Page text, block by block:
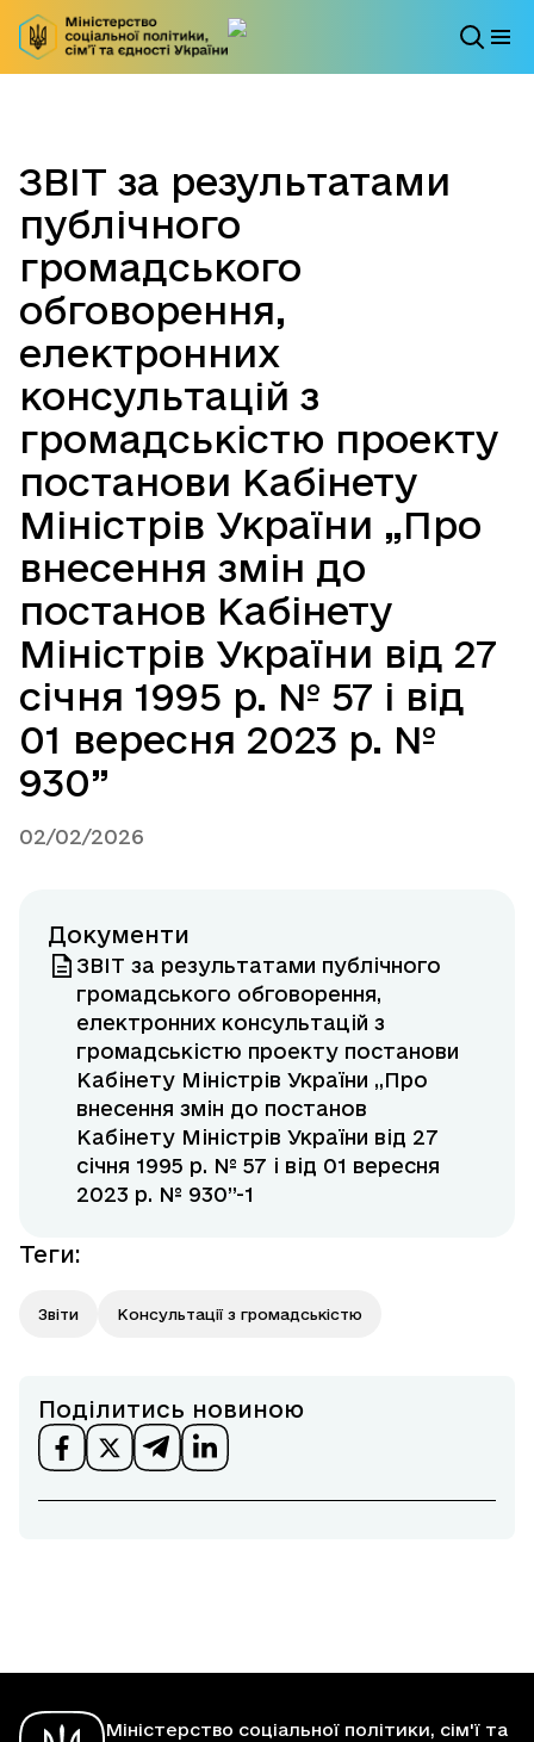
ЗВІТ за результатами
публічного
громадського
обговорення,
електронних
консультацій з
громадськістю проекту
постанови Кабінету
Міністрів України „Про
внесення змін до
постанов Кабінету
Міністрів України від 27
січня 1995 р. № 57 і від
01 вересня 2023 р. №
930”
02/02/2026
Документи
ЗВІТ за результатами публічного
громадського обговорення,
електронних консультацій з
громадськістю проекту постанови
Кабінету Міністрів України „Про
внесення змін до постанов
Кабінету Міністрів України від 27
січня 1995 р. № 57 і від 01 вересня
2023 р. № 930”-1
Теги:
Звіти Консультації з громадськістю
Поділитись новиною
Міністерство соціальної політики, сім'ї та